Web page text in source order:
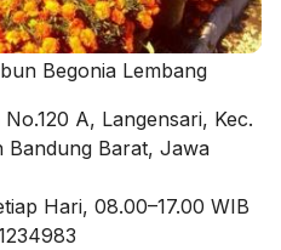
Begonia Lembang
A, Langensari, Kec.
Bandung Barat, Jawa
Hari, 08.00–17.00 WIB